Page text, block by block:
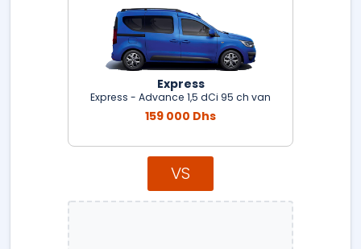
Express
Express - Advance 1,5 dCi 95 ch van
159 000 Dhs
VS